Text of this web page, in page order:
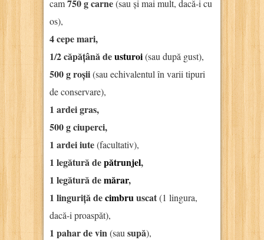
cam750 g carne(sau și mai mult, dacă-i cu
os),
4 cepe mari,
1/2 căpățână deusturoi(sau după gust),
500 g roșii(sau echivalentul în varii tipuri
de conservare),
1 ardei gras,
500 g ciuperci,
1 ardei iute(facultativ),
1 legătură depătrunjel,
1 legătură demărar,
1 linguriță decimbruuscat(1 lingura,
dacă-i proaspăt),
1 pahar de vin(sau supă),